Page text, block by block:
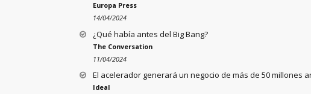
Europa Press
14/04/2024
¿Qué había antes del Big Bang?
The Conversation
11/04/2024
El acelerador generará un negocio de más de 50 millones
Ideal